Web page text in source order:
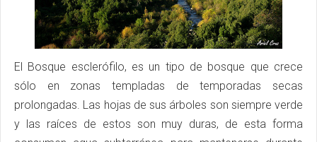
El Bosque esclerófilo, es un tipo de bosque que crece
sólo en zonas templadas de temporadas secas
prolongadas. Las hojas de sus árboles son siempre verde
y las raíces de estos son muy duras, de esta forma